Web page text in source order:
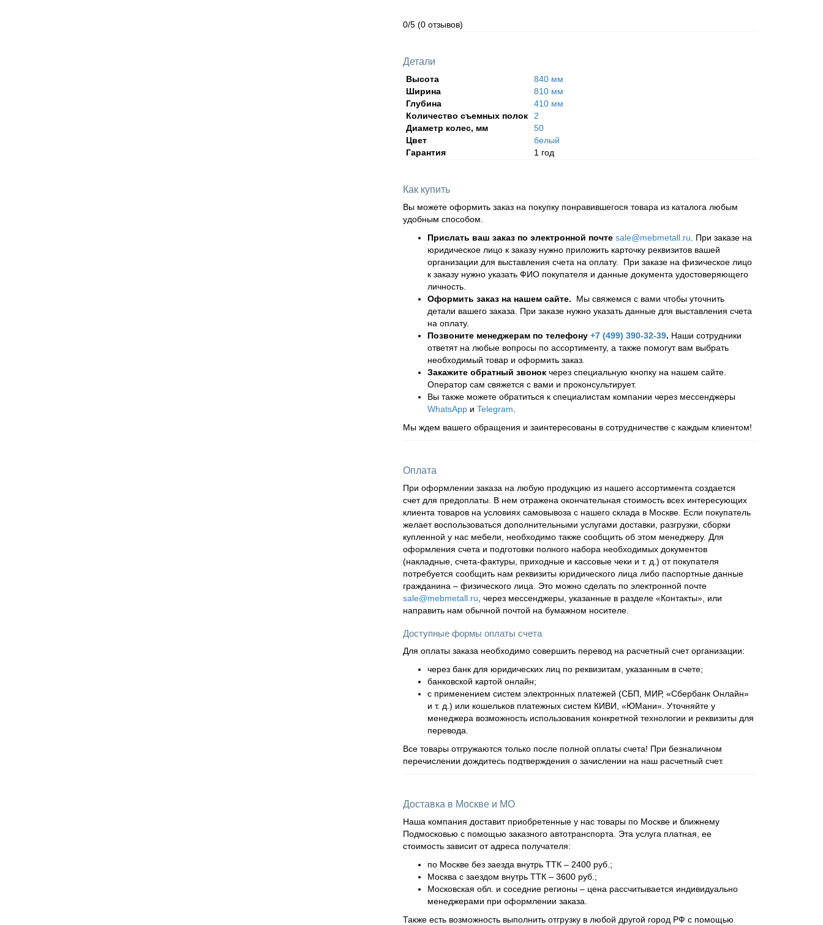
0/5 (0 отзывов)
Детали
Высота
840 мм
Ширина
810 мм
Глубина
410 мм
Количество съемных полок
2
Диаметр колес, мм
50
Цвет
белый
Гарантия
1 год
Как купить
Вы можете оформить заказ на покупку понравившегося товара из каталога любым
удобным способом.
Прислать ваш заказ по электронной почте sale@mebmetall.ru. При заказе на
юридическое лицо к заказу нужно приложить карточку реквизитов вашей
организации для выставления счета на оплату. При заказе на физическое лицо
к заказу нужно указать ФИО покупателя и данные документа удостоверяющего
личность.
Оформить заказ на нашем сайте. Мы свяжемся с вами чтобы уточнить
детали вашего заказа. При заказе нужно указать данные для выставления счета
на оплату.
Позвоните менеджерам по телефону +7 (499) 390-32-39. Наши сотрудники
ответят на любые вопросы по ассортименту, а также помогут вам выбрать
необходимый товар и оформить заказ.
Закажите обратный звонокчерез специальную кнопку на нашем сайте.
Оператор сам свяжется с вами и проконсультирует.
Вы также можете обратиться к специалистам компании через мессенджеры
WhatsAppи Telegram.
Мы ждем вашего обращения и заинтересованы в сотрудничестве с каждым клиентом!
Оплата
При оформлении заказа на любую продукцию из нашего ассортимента создается
счет для предоплаты. В нем отражена окончательная стоимость всех интересующих
клиента товаров на условиях самовывоза с нашего склада в Москве. Если покупатель
желает воспользоваться дополнительными услугами доставки, разгрузки, сборки
купленной у нас мебели, необходимо также сообщить об этом менеджеру. Для
оформления счета и подготовки полного набора необходимых документов
(накладные, счета-фактуры, приходные и кассовые чеки и т. д.) от покупателя
потребуется сообщить нам реквизиты юридического лица либо паспортные данные
гражданина – физического лица. Это можно сделать по электронной почте
sale@mebmetall.ru, через мессенджеры, указанные в разделе «Контакты», или
направить нам обычной почтой на бумажном носителе.
Доступные формы оплаты счета
Для оплаты заказа необходимо совершить перевод на расчетный счет организации:
через банк для юридических лиц по реквизитам, указанным в счете;
банковской картой онлайн;
с применением систем электронных платежей (СБП, МИР, «Сбербанк Онлайн»
и т. д.) или кошельков платежных систем КИВИ, «ЮМани». Уточняйте у
менеджера возможность использования конкретной технологии и реквизиты для
перевода.
Все товары отгружаются только после полной оплаты счета! При безналичном
перечислении дождитесь подтверждения о зачислении на наш расчетный счет.
Доставка в Москве и МО
Наша компания доставит приобретенные у нас товары по Москве и ближнему
Подмосковью с помощью заказного автотранспорта. Эта услуга платная, ее
стоимость зависит от адреса получателя:
по Москве без заезда внутрь ТТК – 2400 руб.;
Москва с заездом внутрь ТТК – 3600 руб.;
Московская обл. и соседние регионы – цена рассчитывается индивидуально
менеджерами при оформлении заказа.
Также есть возможность выполнить отгрузку в любой другой город РФ с помощью